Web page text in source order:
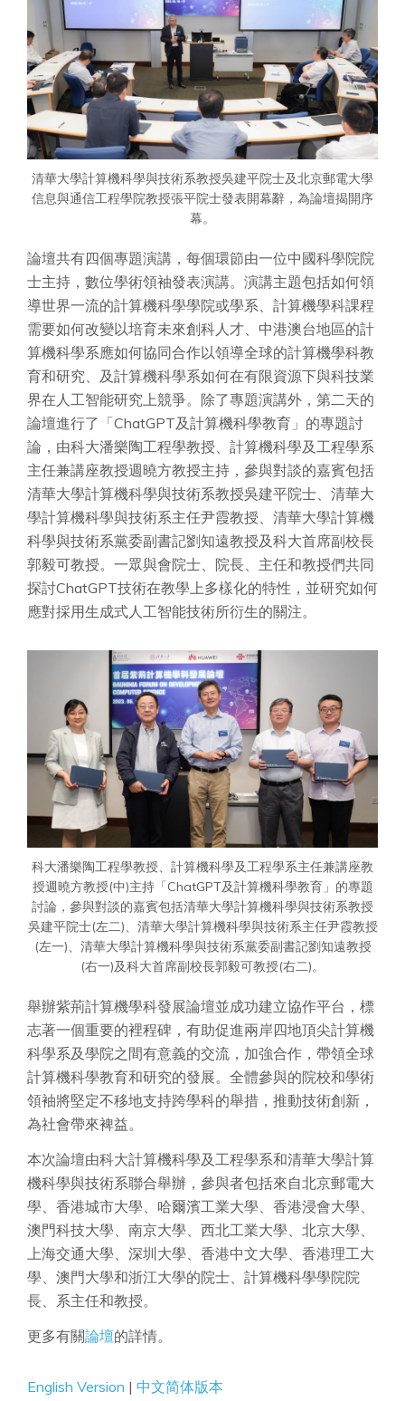
清華大學計算機科學與技術系教授吳建平院士及北京郵電大學
信息與通信工程學院教授張平院士發表開幕辭，為論壇揭開序
幕。
論壇共有四個專題演講，每個環節由一位中國科學院院
士主持，數位學術領袖發表演講。演講主題包括如何領
導世界一流的計算機科學學院或學系、計算機學科課程
需要如何改變以培育未來創科人才、中港澳台地區的計
算機科學系應如何協同合作以領導全球的計算機學科教
育和研究、及計算機科學系如何在有限資源下與科技業
界在人工智能研究上競爭。除了專題演講外，第二天的
論壇進行了「ChatGPT及計算機科學教育」的專題討
論，由科大潘樂陶工程學教授、計算機科學及工程學系
主任兼講座教授週曉方教授主持，參與對談的嘉賓包括
清華大學計算機科學與技術系教授吳建平院士、清華大
學計算機科學與技術系主任尹霞教授、清華大學計算機
科學與技術系黨委副書記劉知遠教授及科大首席副校長
郭毅可教授。一眾與會院士、院長、主任和教授們共同
探討ChatGPT技術在教學上多樣化的特性，並研究如何
應對採用生成式人工智能技術所衍生的關注。
科大潘樂陶工程學教授、計算機科學及工程學系主任兼講座教
授週曉方教授(中)主持「ChatGPT及計算機科學教育」的專題
討論，參與對談的嘉賓包括清華大學計算機科學與技術系教授
吳建平院士(左二)、清華大學計算機科學與技術系主任尹霞教授
(左一)、清華大學計算機科學與技術系黨委副書記劉知遠教授
(右一)及科大首席副校長郭毅可教授(右二)。
舉辦紫荊計算機學科發展論壇並成功建立協作平台，標
志著一個重要的裡程碑，有助促進兩岸四地頂尖計算機
科學系及學院之間有意義的交流，加強合作，帶領全球
計算機科學教育和研究的發展。全體參與的院校和學術
領袖將堅定不移地支持跨學科的舉措，推動技術創新，
為社會帶來裨益。
本次論壇由科大計算機科學及工程學系和清華大學計算
機科學與技術系聯合舉辦，參與者包括來自北京郵電大
學、香港城市大學、哈爾濱工業大學、香港浸會大學、
澳門科技大學、南京大學、西北工業大學、北京大學、
上海交通大學、深圳大學、香港中文大學、香港理工大
學、澳門大學和浙江大學的院士、計算機科學學院院
長、系主任和教授。
更多有關論壇的詳情。
English Version | 中文简体版本